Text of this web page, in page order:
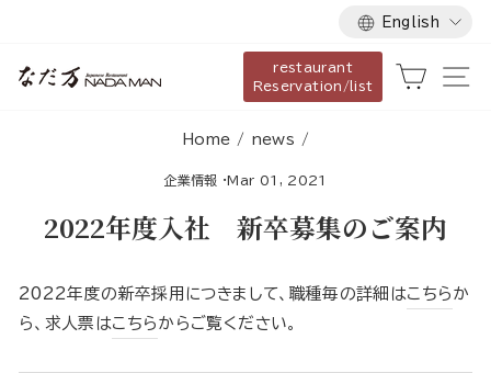
content
Language
English
restaurant
Reservation/list
Cart
Home / news /
企業情報 ·Mar 01, 2021
2022年度入社 新卒募集のご案内
2022年度の新卒採用につきまして、職種毎の詳細はこちら か
ら、求人票はこちら からご覧ください。